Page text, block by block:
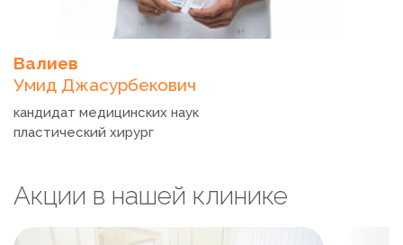
Валиев
Умид Джасурбекович
кандидат медицинских наук
пластический хирург
Акции в нашей клинике